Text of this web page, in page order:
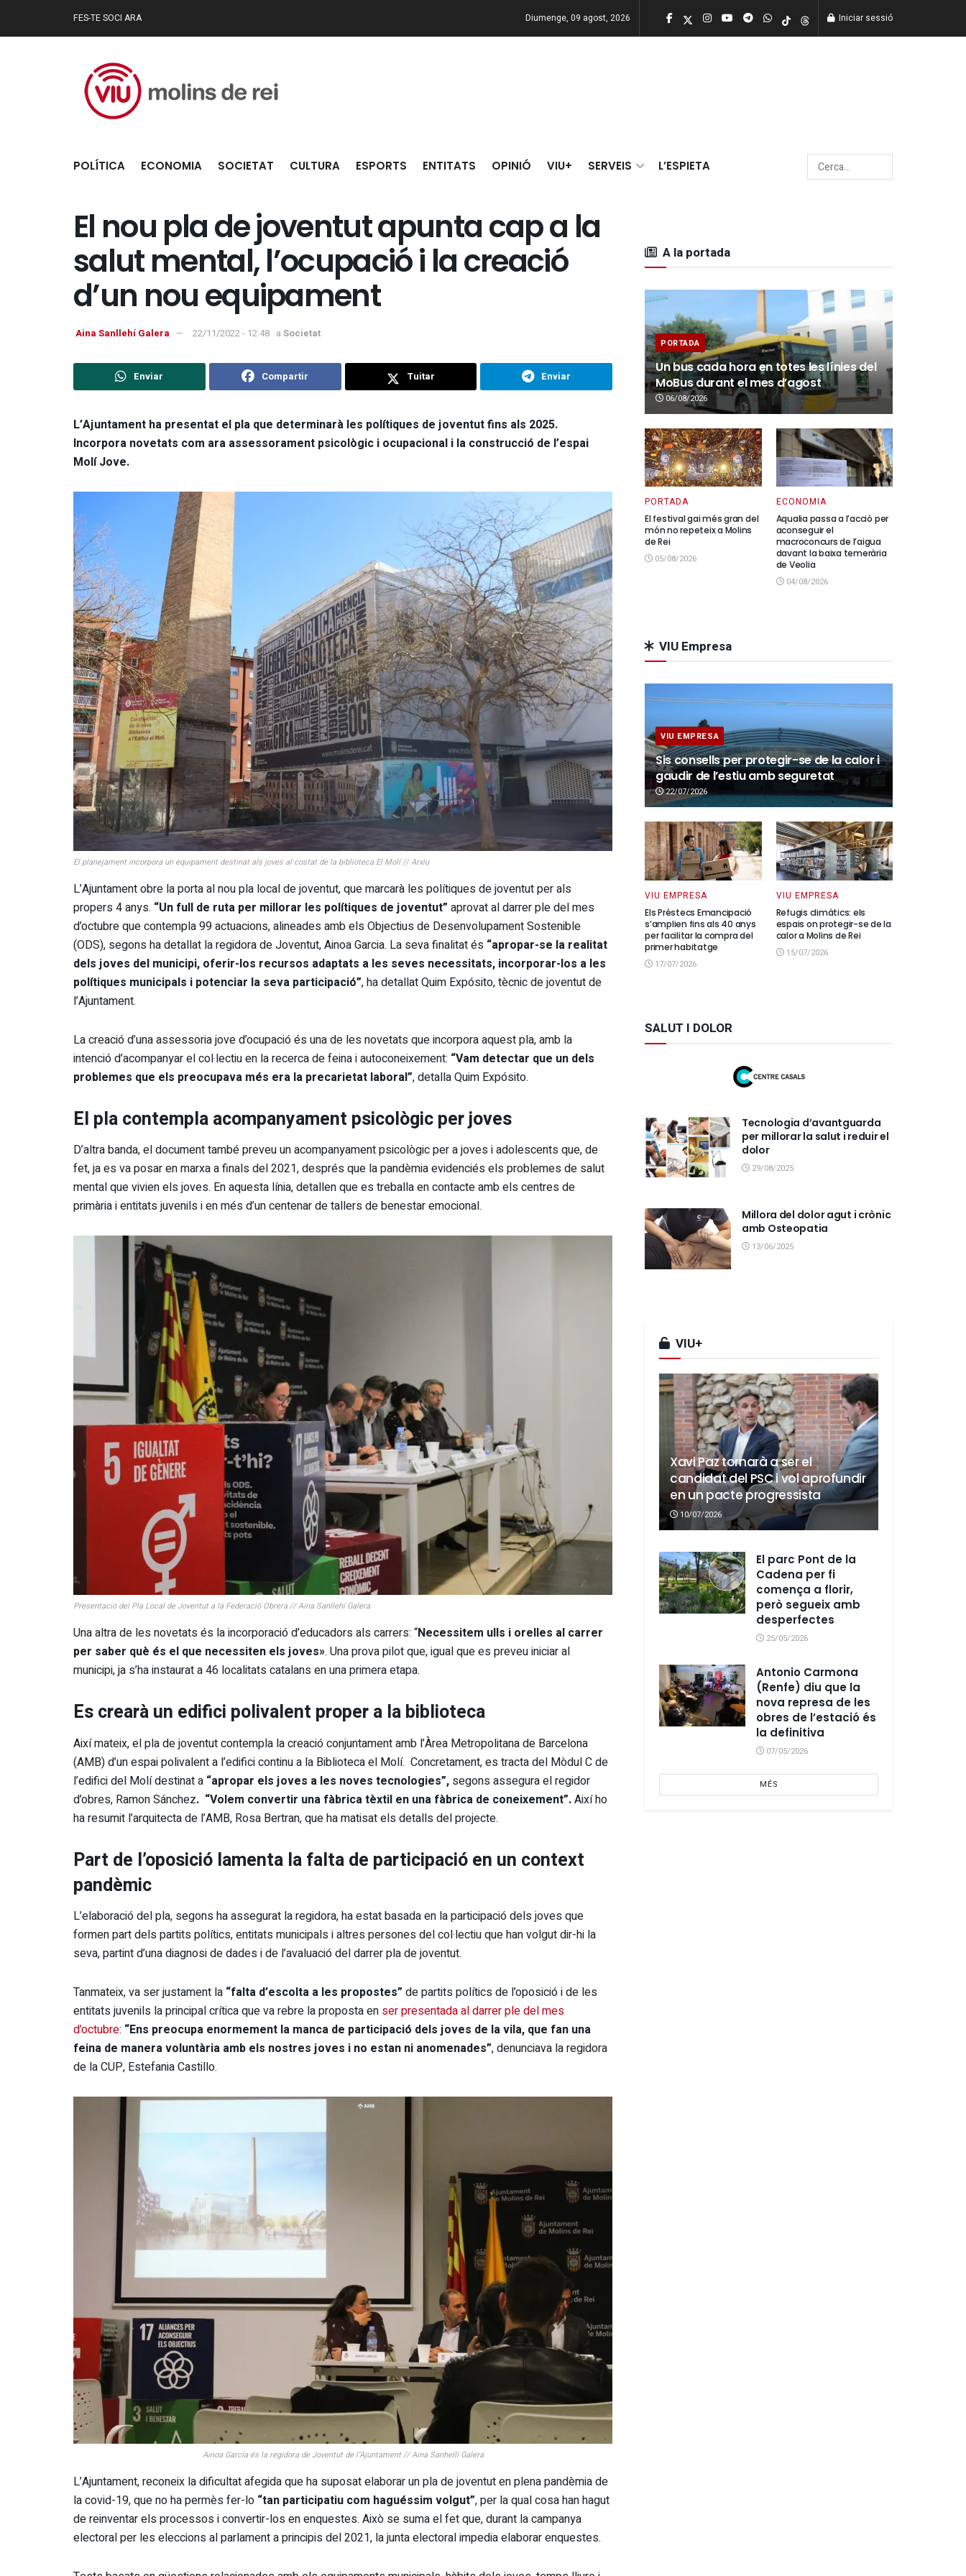
FES-TE SOCI ARA Diumenge, 09 agost, 2026 Iniciar sessió
POLÍTICA ECONOMIA SOCIETAT CULTURA ESPORTS ENTITATS OPINIÓ VIU+ SERVEIS L’ESPIETA
El nou pla de joventut apunta cap a la
salut mental, l’ocupació i la creació
d’un nou equipament
Aina Sanllehí Galera 22/11/2022 - 12:48 a Societat
Enviar Compartir Tuitar Enviar
L’Ajuntament ha presentat el pla que determinarà les polítiques de joventut fins als 2025.
Incorpora novetats com ara assessorament psicològic i ocupacional i la construcció de l’espai
Molí Jove.
El planejament incorpora un equipament destinat als joves al costat de la biblioteca El Molí // Arxiu
L’Ajuntament obre la porta al nou pla local de joventut, que marcarà les polítiques de joventut per als
propers 4 anys. “Un full de ruta per millorar les polítiques de joventut” aprovat al darrer ple del mes
d’octubre que contempla 99 actuacions, alineades amb els Objectius de Desenvolupament Sostenible
(ODS), segons ha detallat la regidora de Joventut, Ainoa Garcia. La seva finalitat és “apropar-se la realitat
dels joves del municipi, oferir-los recursos adaptats a les seves necessitats, incorporar-los a les
polítiques municipals i potenciar la seva participació”, ha detallat Quim Expósito, tècnic de joventut de
l’Ajuntament.
La creació d’una assessoria jove d’ocupació és una de les novetats que incorpora aquest pla, amb la
intenció d’acompanyar el col·lectiu en la recerca de feina i autoconeixement: “Vam detectar que un dels
problemes que els preocupava més era la precarietat laboral”, detalla Quim Expósito.
El pla contempla acompanyament psicològic per joves
D’altra banda, el document també preveu un acompanyament psicològic per a joves i adolescents que, de
fet, ja es va posar en marxa a finals del 2021, després que la pandèmia evidenciés els problemes de salut
mental que vivien els joves. En aquesta línia, detallen que es treballa en contacte amb els centres de
primària i entitats juvenils i en més d’un centenar de tallers de benestar emocional.
Presentació del Pla Local de Joventut a la Federació Obrera // Aina Sanllehí Galera
Una altra de les novetats és la incorporació d’educadors als carrers: “Necessitem ulls i orelles al carrer
per saber què és el que necessiten els joves». Una prova pilot que, igual que es preveu iniciar al
municipi, ja s’ha instaurat a 46 localitats catalans en una primera etapa.
Es crearà un edifici polivalent proper a la biblioteca
Així mateix, el pla de joventut contempla la creació conjuntament amb l’Àrea Metropolitana de Barcelona
(AMB) d’un espai polivalent a l’edifici continu a la Biblioteca el Molí. Concretament, es tracta del Mòdul C de
l’edifici del Molí destinat a “apropar els joves a les noves tecnologies”, segons assegura el regidor
d’obres, Ramon Sánchez. “Volem convertir una fàbrica tèxtil en una fàbrica de coneixement”.Així ho
ha resumit l’arquitecta de l’AMB, Rosa Bertran, que ha matisat els detalls del projecte.
Part de l’oposició lamenta la falta de participacióen un context
pandèmic
L’elaboració del pla, segons ha assegurat la regidora, ha estat basada en la participació dels joves que
formen part dels partits polítics, entitats municipals i altres persones del col·lectiu que han volgut dir-hi la
seva, partint d’una diagnosi de dades i de l’avaluació del darrer pla de joventut.
Tanmateix, va ser justament la “falta d’escolta a les propostes” de partits polítics de l’oposició i de les
entitats juvenils la principal crítica que va rebre la proposta en ser presentada al darrer ple del mes
d’octubre: “Ens preocupa enormement la manca de participació dels joves de la vila, que fan una
feina de manera voluntària amb els nostres joves i no estan ni anomenades”, denunciava la regidora
de la CUP, Estefania Castillo.
Ainoa García és la regidora de Joventut de l’Ajuntament // Aina Sanhellí Galera
L’Ajuntament, reconeix la dificultat afegida que ha suposat elaborar un pla de joventut en plena pandèmia de
la covid-19, que no ha permès fer-lo “tan participatiu com haguéssim volgut”, per la qual cosa han hagut
de reinventar els processos i convertir-los en enquestes. Això se suma el fet que, durant la campanya
electoral per les eleccions al parlament a principis del 2021, la junta electoral impedia elaborar enquestes.
A la portada
PORTADA
Un bus cada hora en totes les línies del
MoBus durant el mes d’agost
06/08/2026
PORTADA
El festival gai més gran del
món no repeteix a Molins
de Rei
05/08/2026
ECONOMIA
Aqualia passa a l’acció per
aconseguir el
macroconcurs de l’aigua
davant la baixa temerària
de Veolia
04/08/2026
VIU Empresa
VIU EMPRESA
Sis consells per protegir-se de la calor i
gaudir de l’estiu amb seguretat
22/07/2026
VIU EMPRESA
Els Préstecs Emancipació
s’amplien fins als 40 anys
per facilitar la compra del
primer habitatge
17/07/2026
VIU EMPRESA
Refugis climàtics: els
espais on protegir-se de la
calor a Molins de Rei
15/07/2026
SALUT I DOLOR
Tecnologia d’avantguarda
per millorar la salut i reduir el
dolor
29/08/2025
Millora del dolor agut i crònic
amb Osteopatia
13/06/2025
VIU+
Xavi Paz tornarà a ser el
candidat del PSC i vol aprofundir
en un pacte progressista
10/07/2026
El parc Pont de la
Cadena per fi
comença a florir,
però segueix amb
desperfectes
25/05/2026
Antonio Carmona
(Renfe) diu que la
nova represa de les
obres de l’estació és
la definitiva
07/05/2026
MÉS